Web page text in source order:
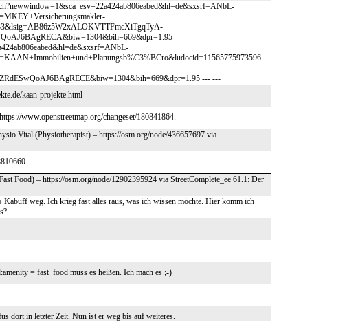
---- ----
--- ---
kaan-projekte.html
www.openstreetmap.org/changeset/180841864.
Vital (Physiotherapist) – https://osm.org/node/436657697 via
Food) – https://osm.org/node/12902395924 via StreetComplete_ee 61.1: Der
Kabuff weg. Ich krieg fast alles raus, was ich wissen möchte. Hier komm ich
= fast_food muss es heißen. Ich mach es ;-)
dort in letzter Zeit. Nun ist er weg bis auf weiteres.